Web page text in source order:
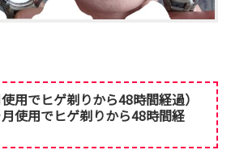
用でヒゲ剃りから48時間経過）
使用でヒゲ剃りから48時間経